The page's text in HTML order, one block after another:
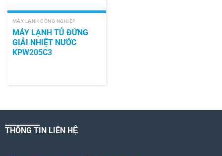
MÁY LẠNH CÔNG NGHIỆP
MÁY LẠNH TỦ ĐỨNG
GIẢI NHIỆT NƯỚC
KPW205C3
THÔNG TIN LIÊN HỆ